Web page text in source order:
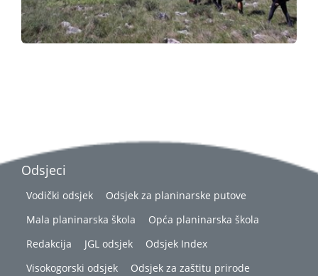
Odsjeci
Vodički odsjek
Odsjek za planinarske putove
Mala planinarska škola
Opća planinarska škola
Redakcija
JGL odsjek
Odsjek Index
Visokogorski odsjek
Odsjek za zaštitu prirode